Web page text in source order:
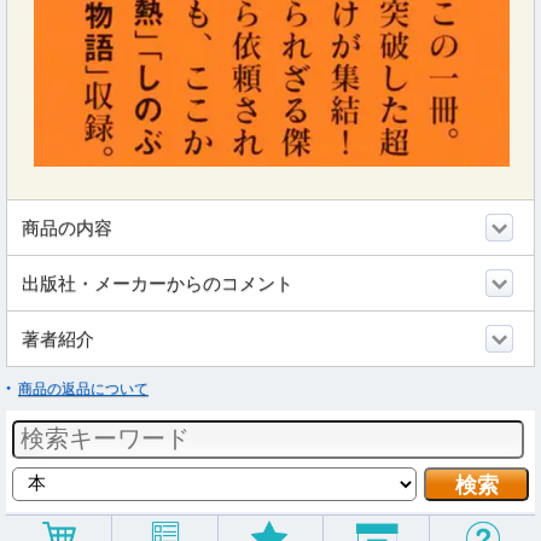
商品の内容
出版社・メーカーからのコメント
著者紹介
商品の返品について